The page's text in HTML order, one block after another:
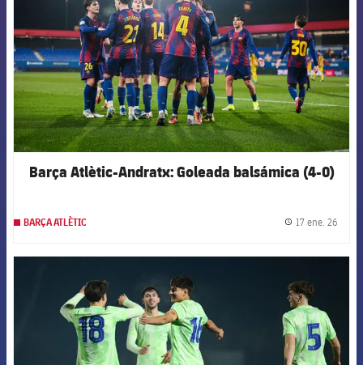
Barça Atlètic-Andratx: Goleada balsámica (4-0)
BARÇA ATLÈTIC 17 ene. 26